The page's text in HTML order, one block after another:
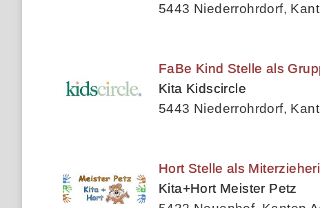
5443 Niederrohrdorf,
FaBe Kind Stelle als
Kita Kidscircle
5443 Niederrohrdorf,
Hort Stelle als
Kita+Hort Meister Petz